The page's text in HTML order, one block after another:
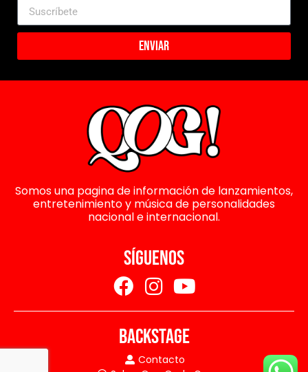
Enviar
Somos una pagina de información de lanzamientos,
entretenimiento y música de personalidades
nacional e internacional.
SÍGUENOS
BACKSTAGE
Contacto